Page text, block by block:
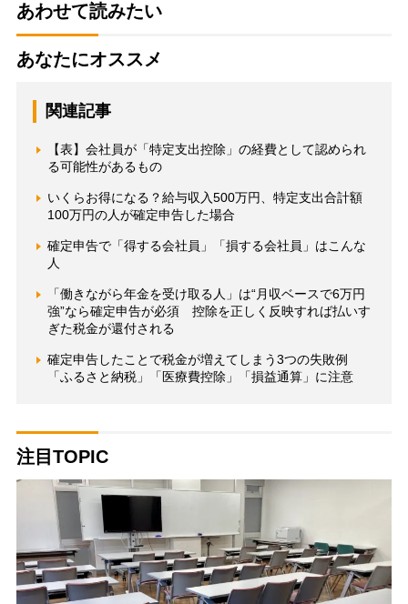
あわせて読みたい
あなたにオススメ
関連記事
【表】会社員が「特定支出控除」の経費として認められ
る可能性があるもの
いくらお得になる？給与収入500万円、特定支出合計額
100万円の人が確定申告した場合
確定申告で「得する会社員」「損する会社員」はこんな
人
「働きながら年金を受け取る人」は“月収ベースで6万円
強”なら確定申告が必須 控除を正しく反映すれば払いす
ぎた税金が還付される
確定申告したことで税金が増えてしまう3つの失敗例
「ふるさと納税」「医療費控除」「損益通算」に注意
注目TOPIC